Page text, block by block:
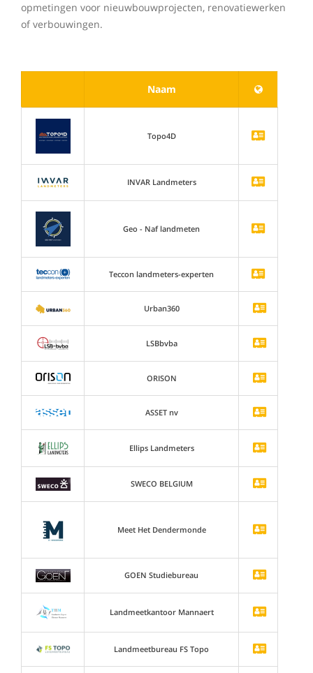
opmetingen voor nieuwbouwprojecten, renovatiewerken
of verbouwingen.
Naam
Topo4D
INVAR Landmeters
Geo - Naf landmeten
Teccon landmeters-experten
Urban360
LSBbvba
ORISON
ASSET nv
Ellips Landmeters
SWECO BELGIUM
Meet Het Dendermonde
GOEN Studiebureau
Landmeetkantoor Mannaert
Landmeetbureau FS Topo